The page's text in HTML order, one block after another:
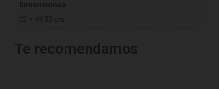
Dimensiones
32 × 44.50 cm
Te recomendamos